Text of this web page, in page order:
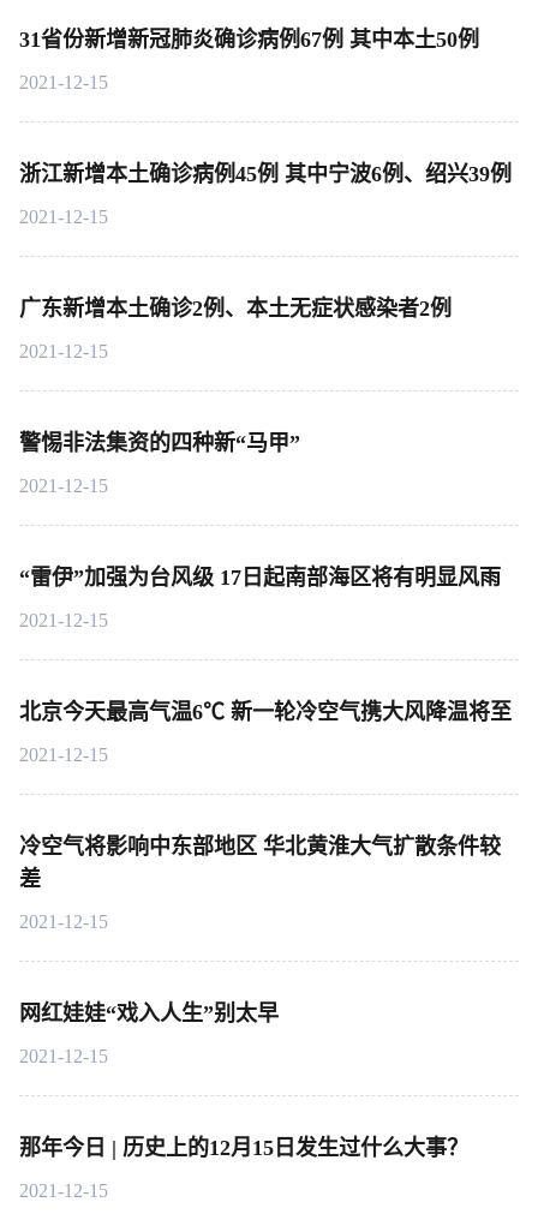
31省份新增新冠肺炎确诊病例67例 其中本土50例
2021-12-15
浙江新增本土确诊病例45例 其中宁波6例、绍兴39例
2021-12-15
广东新增本土确诊2例、本土无症状感染者2例
2021-12-15
警惕非法集资的四种新“马甲”
2021-12-15
“雷伊”加强为台风级 17日起南部海区将有明显风雨
2021-12-15
北京今天最高气温6℃ 新一轮冷空气携大风降温将至
2021-12-15
冷空气将影响中东部地区 华北黄淮大气扩散条件较
差
2021-12-15
网红娃娃“戏入人生”别太早
2021-12-15
那年今日 | 历史上的12月15日发生过什么大事？
2021-12-15